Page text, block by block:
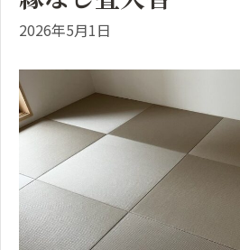
2026年5月1日